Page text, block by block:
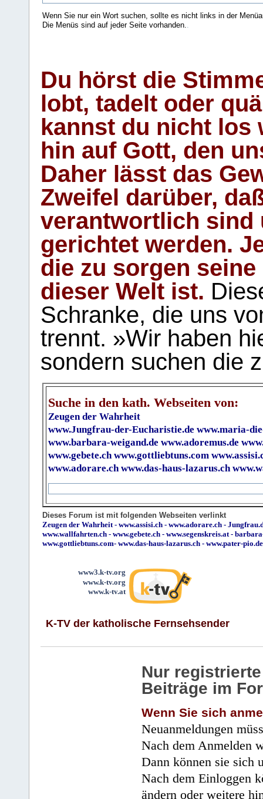
Wenn Sie nur ein Wort suchen, sollte es nicht links in der
Die Menüs sind auf jeder Seite vorhanden.
Du hörst die
lobt, tadelt oder
kannst du nicht los
hin auf Gott, den
Daher lässt das
Zweifel darüber,
verantwortlich sind
gerichtet werden.
die zu sorgen
dieser Welt ist.
Schranke, die uns
trennt. »Wir haben
sondern suchen die
Suche in den kath. Webseiten von:
Zeugen der Wahrheit
www.Jungfrau-der-Eucharistie.de www.maria-
www.barbara-weigand.de www.adoremus.de
www.gebete.ch www.gottliebtuns.com
www.adorare.ch www.das-haus-lazarus.ch
Dieses Forum ist mit folgenden Webseiten verlinkt
Zeugen der Wahrheit - www.assisi.ch - www.adorare.ch -
www.wallfahrten.ch - www.gebete.ch - www.segenskreis.at -
www.gottliebtuns.com- www.das-haus-lazarus.ch - www.pater-pio.de
www3.k-tv.org
www.k-tv.org
www.k-tv.at
K-TV der katholische Fernsehsender
Nur
Beiträge im
Wenn Sie sich
Neuanmeldungen
Nach dem Anmelden
Dann können sie sich
Nach dem Einloggen
ändern oder weitere